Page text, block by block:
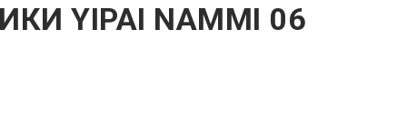
YIPAI NAMMI 06